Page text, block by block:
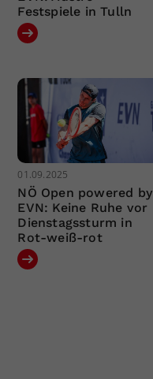
Festspiele in Tulln
01.09.2025
NÖ Open powered by
EVN: Keine Ruhe vor
Dienstagssturm in
Rot-weiß-rot